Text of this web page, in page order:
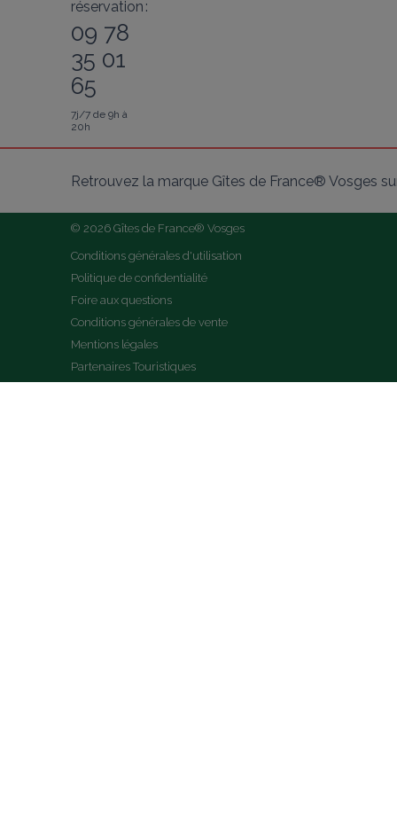
réservation :
09 78
35 01
65
7j/7 de 9h à
20h
Retrouvez la marque Gîtes de France® Vosges
© 2026 Gîtes de France® Vosges
Conditions générales d'utilisation
Politique de confidentialité
Foire aux questions
Conditions générales de vente
Mentions légales
Partenaires Touristiques